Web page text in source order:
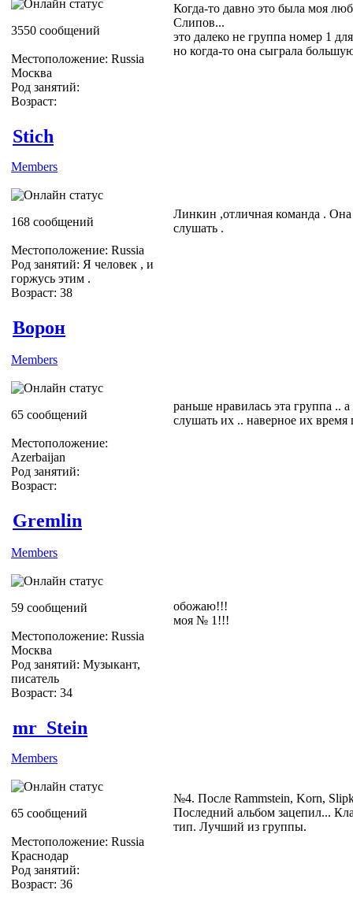
3550 сообщений
Местоположение: Russia
Москва
Род занятий:
Возраст:
Когда-то давно это была моя
Слипов...
это далеко не группа номер 1
но когда-то она сыграла
Stich
Members
168 сообщений
Местоположение: Russia
Род занятий: Я человек , и
горжусь этим .
Возраст: 38
Линкин ,отличная команда . Она
слушать .
Ворон
Members
65 сообщений
Местоположение:
Azerbaijan
Род занятий:
Возраст:
раньше нравилась эта группа
слушать их .. наверное их
Gremlin
Members
59 сообщений
Местоположение: Russia
Москва
Род занятий: Музыкант,
писатель
Возраст: 34
обожаю!!!
моя № 1!!!
mr_Stein
Members
65 сообщений
Местоположение: Russia
Краснодар
Род занятий:
Возраст: 36
№4. После Rammstein, Korn,
Последний альбом зацепил...
тип. Лучший из группы.